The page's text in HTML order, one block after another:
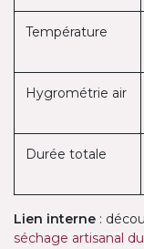
Température
Hygrométrie air
Durée totale
Lien interne :
séchage artisanal